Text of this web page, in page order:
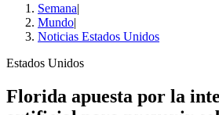
Semana|
Mundo|
Noticias Estados Unidos
Estados Unidos
Florida apuesta por la